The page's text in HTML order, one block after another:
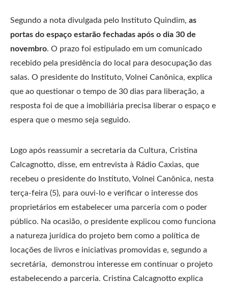
Segundo a nota divulgada pelo Instituto Quindim, as
portas do espaço estarão fechadas após o dia 30 de
novembro. O prazo foi estipulado em um comunicado
recebido pela presidência do local para desocupação das
salas. O presidente do Instituto, Volnei Canônica, explica
que ao questionar o tempo de 30 dias para liberação, a
resposta foi de que a imobiliária precisa liberar o espaço e
espera que o mesmo seja seguido.
Logo após reassumir a secretaria da Cultura, Cristina
Calcagnotto, disse, em entrevista à Rádio Caxias, que
recebeu o presidente do Instituto, Volnei Canônica, nesta
terça-feira (5), para ouvi-lo e verificar o interesse dos
proprietários em estabelecer uma parceria com o poder
público. Na ocasião, o presidente explicou como funciona
a natureza jurídica do projeto bem como a política de
locações de livros e iniciativas promovidas e, segundo a
secretária, demonstrou interesse em continuar o projeto
estabelecendo a parceria. Cristina Calcagnotto explica